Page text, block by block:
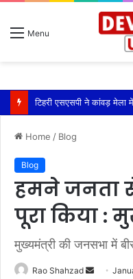
Menu
Home / Blog
Blog
हमने जनता
पूरा किया :
मुख्यमंत्री की जनसभा में
Rao Shahzad
Send